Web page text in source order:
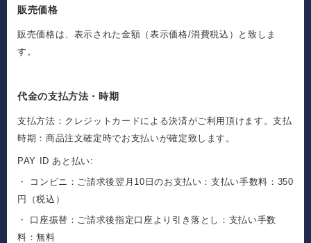
販売価格
販売価格は、表示された金額（表示価格/消費税込）と致しま
す。
代金の支払方法・時期
支払方法：クレジットカードによる決済がご利用頂けます。支払
時期：商品注文確定時でお支払いが確定致します。
PAY ID あと払い:
・ コンビニ：ご請求後翌月10日のお支払い：支払い手数料：350
円（税込）
・ 口座振替：ご請求後指定口座より引き落とし：支払い手数
料：無料